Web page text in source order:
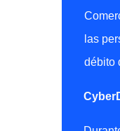
las
débito